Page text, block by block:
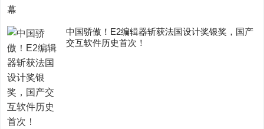
中国骄傲！E2编辑器斩获法国设计奖银奖，国产
交互软件历史首次！